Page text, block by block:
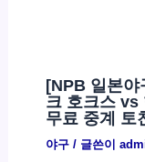
[NPB 일본야
크 호크스 vs
무료 중계 토
야구/ 글쓴이